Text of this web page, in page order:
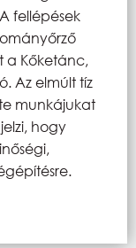
fellépések
a Kőketánc,
Az elmúlt tíz
munkájukat
hogy